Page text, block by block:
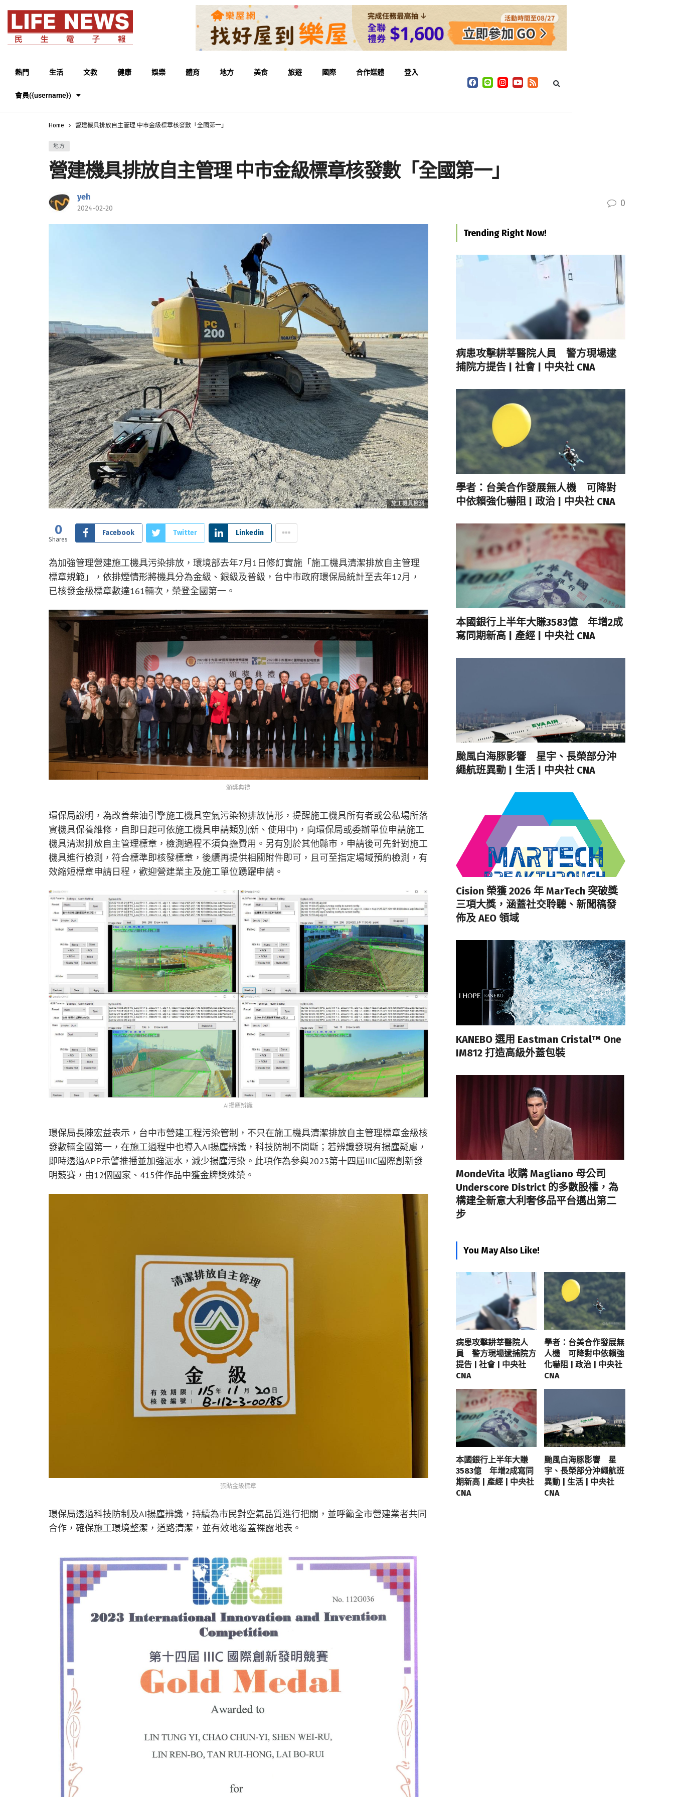
熱門 生活 文教 健康 娛樂 體育 地方 美食 旅遊 國際 合作媒體 登入
會員({username})
Home 營建機具排放自主管理 中市金級標章核發數「全國第一」
地方
營建機具排放自主管理 中市金級標章核發數「全國第一」
yeh
2024-02-20 0
施工機具檢測
0
Shares
Facebook Twitter Linkedin
為加強管理營建施工機具污染排放，環境部去年7月1日修訂實施「施工機具清潔排放自主管理
標章規範」，依排煙情形將機具分為金級、銀級及普級，台中市政府環保局統計至去年12月，
已核發金級標章數達161輛次，榮登全國第一。
頒獎典禮
環保局說明，為改善柴油引擎施工機具空氣污染物排放情形，提醒施工機具所有者或公私場所落
實機具保養維修，自即日起可依施工機具申請類別(新、使用中)，向環保局或委辦單位申請施工
機具清潔排放自主管理標章，檢測過程不須負擔費用。另有別於其他縣市，申請後可先針對施工
機具進行檢測，符合標準即核發標章，後續再提供相關附件即可，且可至指定場域預約檢測，有
效縮短標章申請日程，歡迎營建業主及施工單位踴躍申請。
AI揚塵辨識
環保局長陳宏益表示，台中市營建工程污染管制，不只在施工機具清潔排放自主管理標章金級核
發數輛全國第一，在施工過程中也導入AI揚塵辨識，科技防制不間斷；若辨識發現有揚塵疑慮，
即時透過APP示警推播並加強灑水，減少揚塵污染。此項作為參與2023第十四屆IIIC國際創新發
明競賽，由12個國家、415件作品中獲金牌獎殊榮。
張貼金級標章
環保局透過科技防制及AI揚塵辨識，持續為市民對空氣品質進行把關，並呼籲全市營建業者共同
合作，確保施工環境整潔，道路清潔，並有效地覆蓋裸露地表。
Trending Right Now!
病患攻擊耕莘醫院人員 警方現場逮
捕院方提告 | 社會 | 中央社 CNA
學者：台美合作發展無人機 可降對
中依賴強化嚇阻 | 政治 | 中央社 CNA
本國銀行上半年大賺3583億 年增2成
寫同期新高 | 產經 | 中央社 CNA
颱風白海豚影響 星宇、長榮部分沖
繩航班異動 | 生活 | 中央社 CNA
Cision 榮獲 2026 年 MarTech 突破獎
三項大獎，涵蓋社交聆聽、新聞稿發
佈及 AEO 領域
KANEBO 選用 Eastman Cristal™ One
IM812 打造高級外蓋包裝
MondeVita 收購 Magliano 母公司
Underscore District 的多數股權，為
構建全新意大利奢侈品平台邁出第二
步
You May Also Like!
病患攻擊耕莘醫院人
員 警方現場逮捕院方
提告 | 社會 | 中央社
CNA
學者：台美合作發展無
人機 可降對中依賴強
化嚇阻 | 政治 | 中央社
CNA
本國銀行上半年大賺
3583億 年增2成寫同
期新高 | 產經 | 中央社
CNA
颱風白海豚影響 星
宇、長榮部分沖繩航班
異動 | 生活 | 中央社
CNA